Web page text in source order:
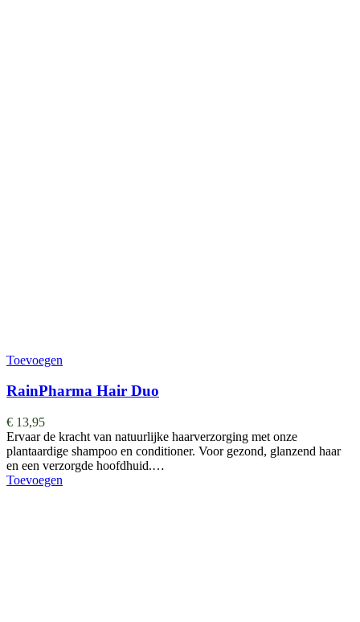
Toevoegen
RainPharma Hair Duo
€ 13,95
Ervaar de kracht van natuurlijke haarverzorging met onze
plantaardige shampoo en conditioner. Voor gezond, glanzend haar
en een verzorgde hoofdhuid.…
Toevoegen